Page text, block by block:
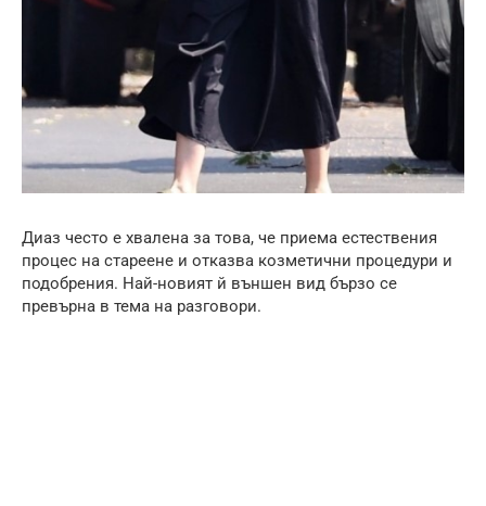
Диаз често е хвалена за това, че приема естествения
процес на стареене и отказва козметични процедури и
подобрения. Най-новият й външен вид бързо се
превърна в тема на разговори.